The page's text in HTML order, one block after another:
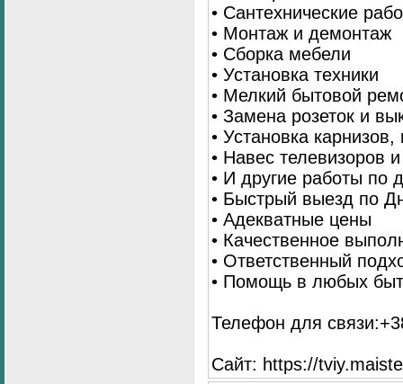
• Сантехнические
• Монтаж и демонтаж
• Сборка мебели
• Установка техники
• Мелкий бытовой
• Замена розеток и
• Установка
• Навес телевизоров
• И другие работы по
• Быстрый выезд по
• Адекватные цены
• Качественное
• Ответственный
• Помощь в любых
Телефон для
Сайт: https://